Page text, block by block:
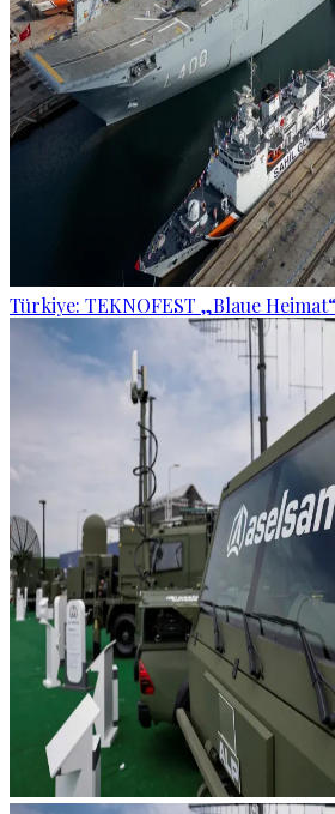
Türkiye: TEKNOFEST „Blaue